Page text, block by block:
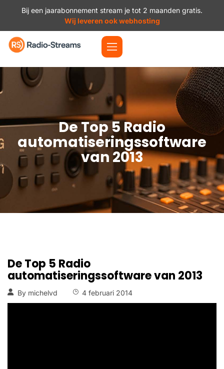
Bij een jaarabonnement stream je tot 2 maanden gratis.
Wij leveren ook webhosting
De Top 5 Radio
automatiseringssoftware
van 2013
De Top 5 Radio
automatiseringssoftware van 2013
By michelvd 4 februari 2014